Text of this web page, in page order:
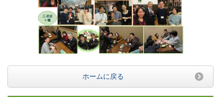
ホームに戻る